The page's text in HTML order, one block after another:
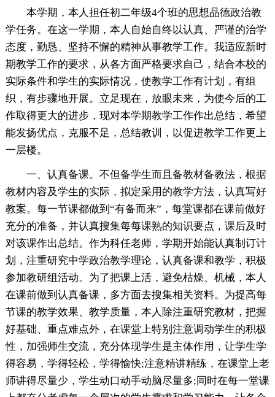
本学期，本人担任初二年级4个班的思想品德政治教
学任务。在这一学期，本人自始自终以认真、严谨的治学
态度，勤恳、坚持不懈的精神从事教学工作。我适应新时
期教学工作的要求，从各方面严格要求自己，结合本校的
实际条件和学生的实际情况，使教学工作有计划，有组
织，有步骤地开展。立足现在，放眼未来，为使今后的工
作取得更大的进步，现对本学期教学工作作出总结，希望
能发扬优点，克服不足，总结教训，以促进教学工作更上
一层楼。
一、认真备课。不但备学生而且备教材备教法，根据
教材内容及学生的实际，拟定采用的教学方法，认真写好
教案。每一节课都做到“有备而来”，每堂课都在课前做好
充分的准备，并认真搜集每每课熟的知识要点，课后及时
对该课作出总结。作为科任老师，学期开始能认真制订计
划，注重研究中学政治教学理论，认真备课和教学，积极
参加教研组活动。为了把课上活，避免枯燥、机械，本人
在课前做到认真备课，多方面去搜集相关资料。为提高每
节课的教学效果、教学质量，本人除注重研究教材，把握
好基础、重点难点外，在课堂上特别注意调动学生的积极
性，加强师生交流，充分体现学生是主体作用，让学生学
得容易，学得轻松，学得愉快;注意精讲精练，在课堂上老
师讲得尽量少，学生动口动手动脑尽量多;同时在每一堂课